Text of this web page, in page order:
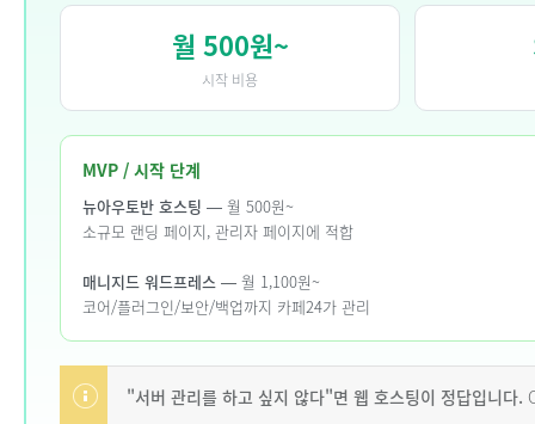
월 500원~
시작 비용
MVP / 시작 단계
뉴아우토반 호스팅 — 월 500원~
소규모 랜딩 페이지, 관리자 페이지에 적합
매니지드 워드프레스 — 월 1,100원~
코어/플러그인/보안/백업까지 카페24가 관리
"서버 관리를 하고 싶지 않다"면 웹 호스팅이 정답입니다.